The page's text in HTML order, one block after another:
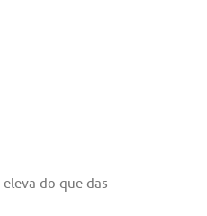
eleva do que das